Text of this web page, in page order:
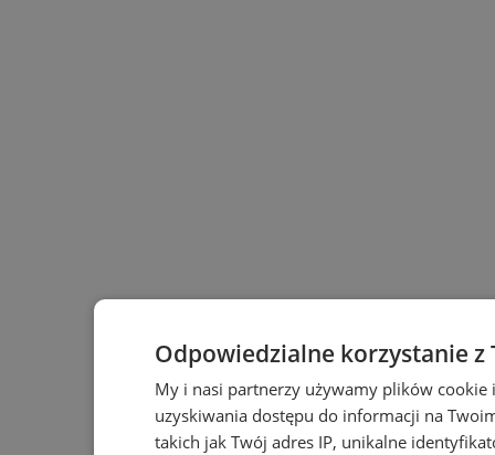
Odpowiedzialne korzystanie z
My i nasi partnerzy używamy plików
uzyskiwania dostępu do informacji na
takich jak Twój adres IP, unikalne